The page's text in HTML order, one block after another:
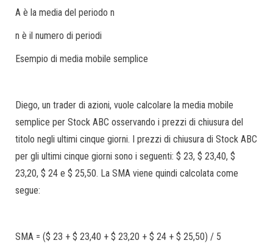
A è la media del periodo n
n è il numero di periodi
Esempio di media mobile semplice
Diego, un trader di azioni, vuole calcolare la media mobile
semplice per Stock ABC osservando i prezzi di chiusura del
titolo negli ultimi cinque giorni. I prezzi di chiusura di Stock ABC
per gli ultimi cinque giorni sono i seguenti: $ 23, $ 23,40, $
23,20, $ 24 e $ 25,50. La SMA viene quindi calcolata come
segue:
SMA = ($ 23 + $ 23,40 + $ 23,20 + $ 24 + $ 25,50) / 5